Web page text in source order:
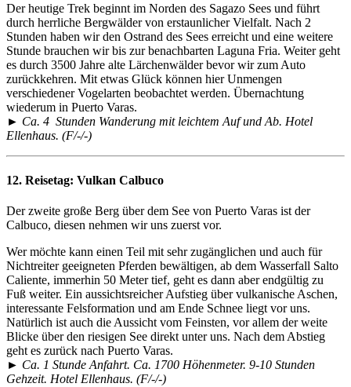
Der heutige Trek beginnt im Norden des Sagazo Sees und führt
durch herrliche Bergwälder von erstaunlicher Vielfalt. Nach 2
Stunden haben wir den Ostrand des Sees erreicht und eine weitere
Stunde brauchen wir bis zur benachbarten Laguna Fria. Weiter geht
es durch 3500 Jahre alte Lärchenwälder bevor wir zum Auto
zurückkehren. Mit etwas Glück können hier Unmengen
verschiedener Vogelarten beobachtet werden. Übernachtung
wiederum in Puerto Varas.
► Ca. 4 Stunden Wanderung mit leichtem Auf und Ab. Hotel
Ellenhaus. (F/-/-)
12. Reisetag: Vulkan Calbuco
Der zweite große Berg über dem See von Puerto Varas ist der
Calbuco, diesen nehmen wir uns zuerst vor.
Wer möchte kann einen Teil mit sehr zugänglichen und auch für
Nichtreiter geeigneten Pferden bewältigen, ab dem Wasserfall Salto
Caliente, immerhin 50 Meter tief, geht es dann aber endgültig zu
Fuß weiter. Ein aussichtsreicher Aufstieg über vulkanische Aschen,
interessante Felsformation und am Ende Schnee liegt vor uns.
Natürlich ist auch die Aussicht vom Feinsten, vor allem der weite
Blicke über den riesigen See direkt unter uns. Nach dem Abstieg
geht es zurück nach Puerto Varas.
► Ca. 1 Stunde Anfahrt. Ca. 1700 Höhenmeter. 9-10 Stunden
Gehzeit. Hotel Ellenhaus. (F/-/-)